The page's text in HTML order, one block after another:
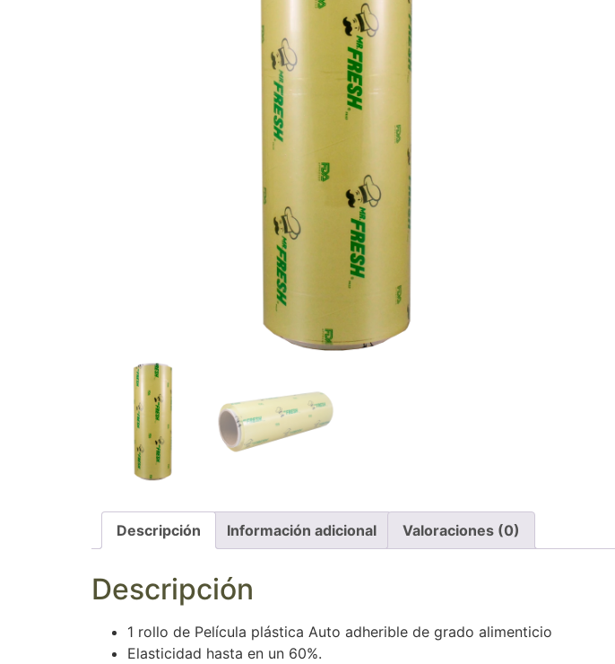
Descripción Información adicional Valoraciones (0)
Descripción
1 rollo de Película plástica Auto adherible de grado alimenticio
Elasticidad hasta en un 60%.